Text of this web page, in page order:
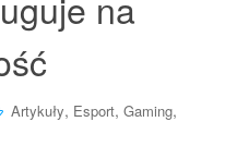
Artykuły, Esport, Gaming,